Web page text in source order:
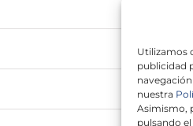
Utilizamos
publicidad
nuestra
Asimismo,
pulsando